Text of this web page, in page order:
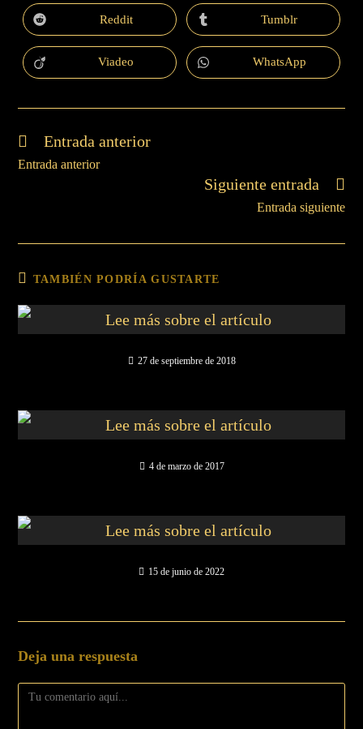
Reddit Tumblr
Viadeo WhatsApp
Entrada anterior
Entrada anterior
Siguiente entrada
Entrada siguiente
TAMBIÉN PODRÍA GUSTARTE
27 de septiembre de 2018
4 de marzo de 2017
15 de junio de 2022
Deja una respuesta